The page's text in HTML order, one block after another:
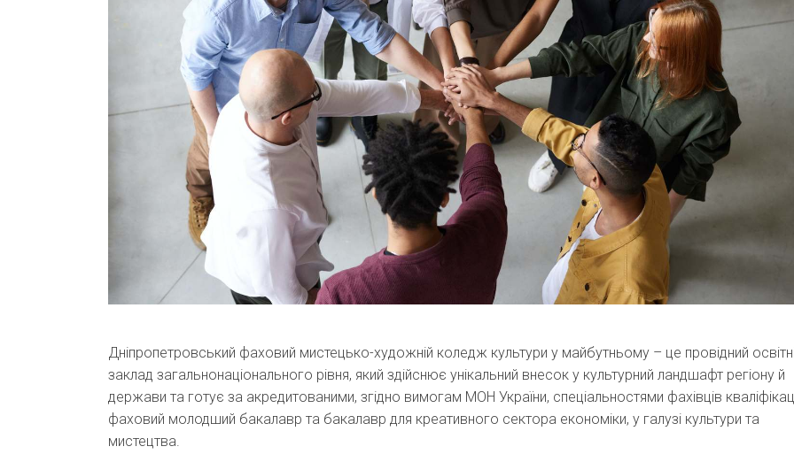
Дніпропетровський фаховий мистецько-художній коледж культури у майбутньому – це провідний
заклад загальнонаціонального рівня, який здійснює унікальний внесок у культурний ландшафт регіону й
держави та готує за акредитованими, згідно вимогам МОН України, спеціальностями фахівців
фаховий молодший бакалавр та бакалавр для креативного сектора економіки, у галузі культури та
мистецтва.